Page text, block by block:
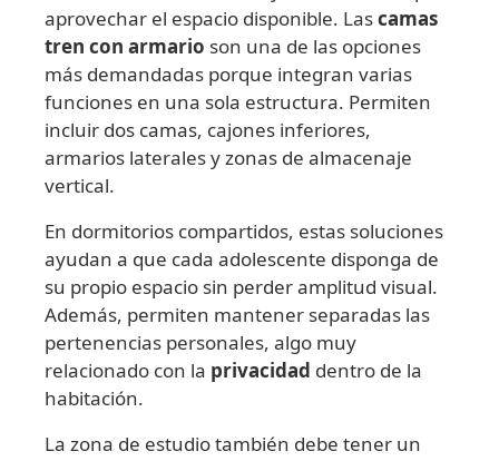
aprovechar el espacio disponible. Lascamas
tren con armario son una de las opciones
más demandadas porque integran varias
funciones en una sola estructura. Permiten
incluir dos camas, cajones inferiores,
armarios laterales y zonas de almacenaje
vertical.
En dormitorios compartidos, estas soluciones
ayudan a que cada adolescente disponga de
su propio espacio sin perder amplitud visual.
Además, permiten mantener separadas las
pertenencias personales, algo muy
relacionado con la privacidad dentro de la
habitación.
La zona de estudio también debe tener un